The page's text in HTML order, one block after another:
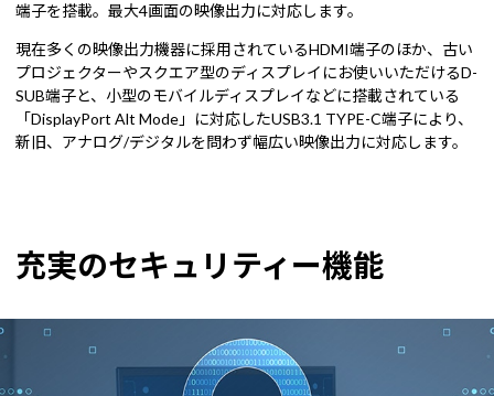
端子を搭載。最大4画面の映像出力に対応します。
現在多くの映像出力機器に採用されているHDMI端子のほか、古い
プロジェクターやスクエア型のディスプレイにお使いいただけるD-
SUB端子と、小型のモバイルディスプレイなどに搭載されている
「DisplayPort Alt Mode」に対応したUSB3.1 TYPE-C端子により、
新旧、アナログ/デジタルを問わず幅広い映像出力に対応します。
充実のセキュリティー機能